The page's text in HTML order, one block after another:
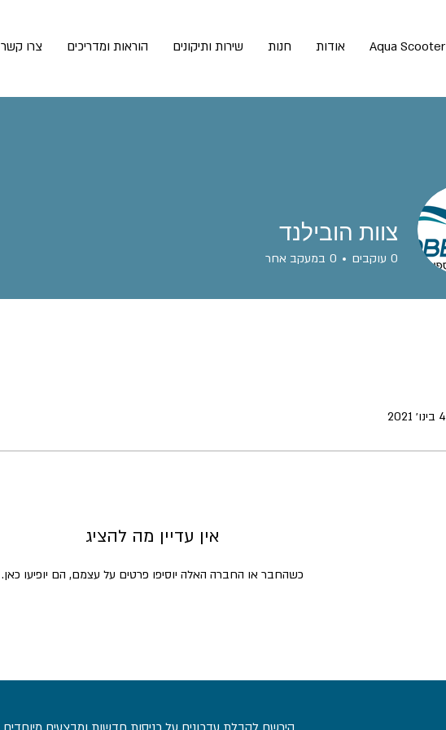
Aqua Scooter אודות חנות שירות ותיקונים הוראות ומדריכים צרו קשר
אין עדיין מה להציג
כשהחבר או החברה האלה יוסיפו פרטים על עצמם, הם יופיעו כאן.
צוות הובילנד
0 עוקבים 0 במעקב אחר